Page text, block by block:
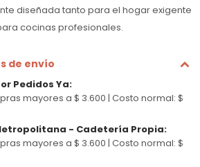
diseñada tanto para el hogar exigente
cocinas profesionales.
de envío
Pedidos Ya:
mayores a $ 3.600 | Costo normal: $
- Cadetería Propia:
mayores a $ 3.600 | Costo normal: $